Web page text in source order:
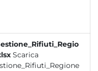
Scarica